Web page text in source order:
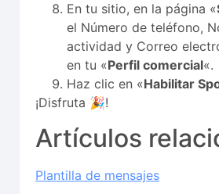
En tu sitio, en la página «
el Número de teléfono,
actividad y Correo
en tu «Perfil comercial«.
Haz clic en «Habilitar
¡Disfruta 🎉!
Artículos
Plantilla de mensajes